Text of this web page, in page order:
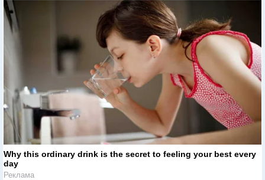
Why this ordinary drink is the secret to feeling your best every
day
Реклама